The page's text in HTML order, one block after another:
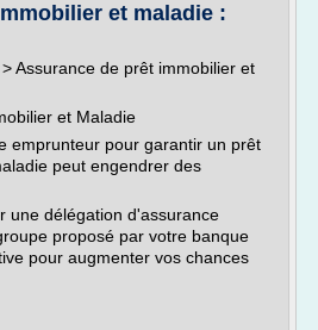
et maladie :
Assurance de prêt immobilier et
et Maladie
emprunteur pour garantir un prêt
peut engendrer des
une délégation d'assurance
proposé par votre banque
pour augmenter vos chances